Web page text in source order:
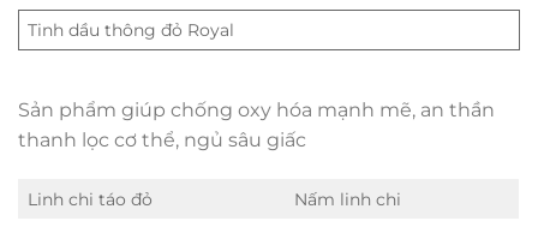
Tinh dầu thông đỏ Royal
Sản phẩm giúp chống oxy hóa mạnh mẽ, an thần
thanh lọc cơ thể, ngủ sâu giấc
Linh chi táo đỏ Nấm linh chi